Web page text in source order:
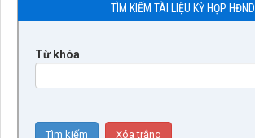
TÌM KIẾM TÀI LIỆU KỲ HỌP HĐND
Từ khóa